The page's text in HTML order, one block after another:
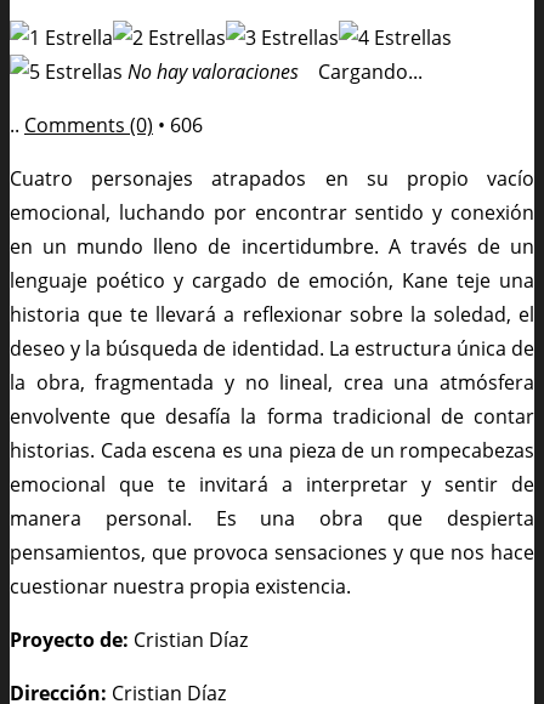
No hay valoraciones
Cargando...
.. Comments (0) • 606
Cuatro personajes atrapados en su propio vacío
emocional, luchando por encontrar sentido y conexión
en un mundo lleno de incertidumbre. A través de un
lenguaje poético y cargado de emoción, Kane teje una
historia que te llevará a reflexionar sobre la soledad, el
deseo y la búsqueda de identidad. La estructura única de
la obra, fragmentada y no lineal, crea una atmósfera
envolvente que desafía la forma tradicional de contar
historias. Cada escena es una pieza de un rompecabezas
emocional que te invitará a interpretar y sentir de
manera personal. Es una obra que despierta
pensamientos, que provoca sensaciones y que nos hace
cuestionar nuestra propia existencia.
Proyecto de: Cristian Díaz
Dirección: Cristian Díaz